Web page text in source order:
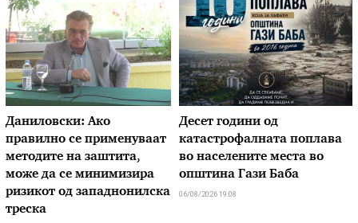
Даниловски: Ако
правилно се применуваат
методите на заштита,
може да се минимизира
ризикот од западнонилска
треска
Десет години од
катастрофалната поплава
во населените места во
општина Гази Баба
06/08/2026 19:08